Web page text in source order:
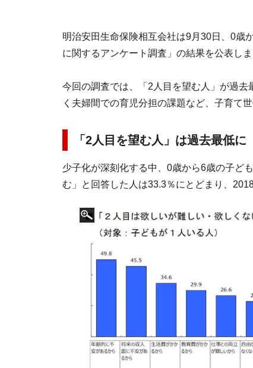
明治安田生命保険相互会社は9月30日、0歳
に関するアンケート調査」の結果を公表しま
今回の調査では、「2人目を望む人」が過
く夫婦間での育児分担の課題など、子育て
「2人目を望む人」は過去最低に
少子化が深刻化する中、0歳から6歳の子ど
む」と回答した人は33.3％にとどまり、